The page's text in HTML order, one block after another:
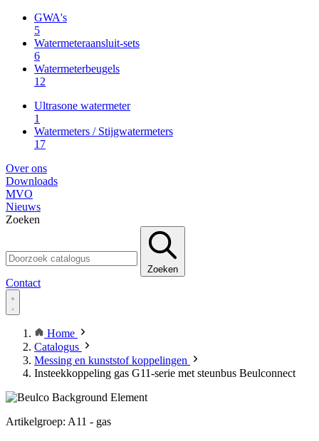
GWA's
5
Watermeteraansluit-sets
6
Watermeterbeugels
12
Ultrasone watermeter
1
Watermeters / Stijgwatermeters
17
Over ons
Downloads
MVO
Nieuws
Zoeken
Zoeken
Contact
Home
Catalogus
Messing en kunststof koppelingen
Insteekkoppeling gas G11-serie met steunbus Beulconnect
Artikelgroep: A11 - gas